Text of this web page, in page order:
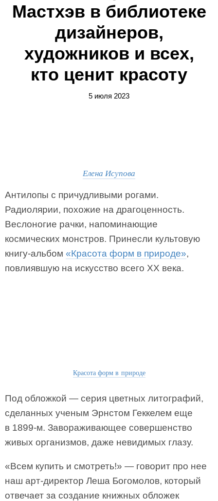
Мастхэв в библиотеке
дизайнеров,
художников и всех,
кто ценит красоту
5 июля 2023
Елена Исупова
Антилопы с причудливыми рогами.
Радиолярии, похожие на драгоценность.
Веслоногие рачки, напоминающие
космических монстров. Принесли культовую
книгу-альбом «Красота форм в природе»,
повлиявшую на искусство всего ХХ века.
Красота форм в природе
Под обложкой — серия цветных литографий,
сделанных ученым Эрнстом Геккелем еще
в 1899-м. Завораживающее совершенство
живых организмов, даже невидимых глазу.
«Всем купить и смотреть!» — говорит про нее
наш арт-директор Леша Богомолов, который
отвечает за создание книжных обложек